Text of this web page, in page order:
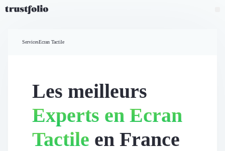
Widgets d'avis
Partage d’avis multicanal
Vidéo de témoignage
Parrainage
ServicesEcran Tactile
Les meilleurs
Experts en Ecran
Tactile en France